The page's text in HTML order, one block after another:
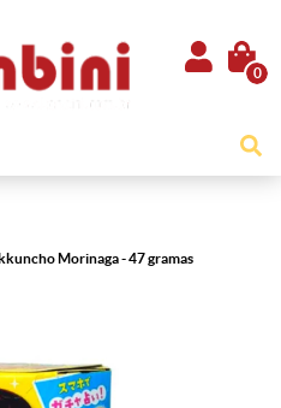
0
Morinaga - 47 gramas